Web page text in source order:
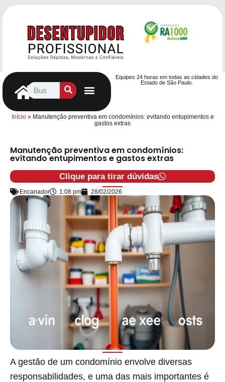
Equipes 24 horas em todas as cidades do
Estado de São Paulo.
Início» Manutenção preventiva em condomínios: evitando entupimentos e
gastos extras
Manutenção preventiva em condomínios:
evitando entupimentos e gastos extras
Clique para tirar dúvidas
Encanador 1:08 pm 28/02/2026
A gestão de um condomínio envolve diversas
responsabilidades, e uma das mais importantes é